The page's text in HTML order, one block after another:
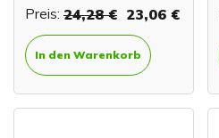
Preis: 24,28 € 23,06 €
In den Warenkorb